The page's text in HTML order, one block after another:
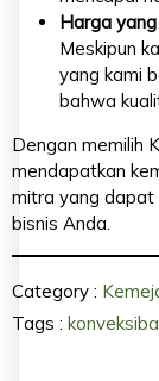
Harga
Meskipun
yang kami
bahwa
Dengan memilih
mendapatkan
mitra yang dapat
bisnis Anda.
Category :
Tags :